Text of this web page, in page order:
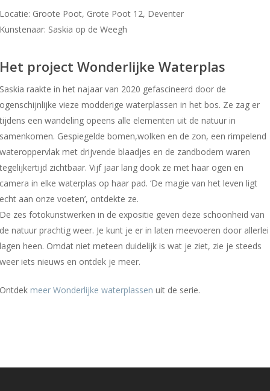
Locatie: Groote Poot, Grote Poot 12, Deventer
Kunstenaar: Saskia op de Weegh
Het project Wonderlijke Waterplas
Saskia raakte in het najaar van 2020 gefascineerd door de
ogenschijnlijke vieze modderige waterplassen in het bos. Ze zag er
tijdens een wandeling opeens alle elementen uit de natuur in
samenkomen. Gespiegelde bomen,wolken en de zon, een rimpelend
wateroppervlak met drijvende blaadjes en de zandbodem waren
tegelijkertijd zichtbaar. Vijf jaar lang dook ze met haar ogen en
camera in elke waterplas op haar pad. ‘De magie van het leven ligt
echt aan onze voeten’, ontdekte ze.
De zes fotokunstwerken in de expositie geven deze schoonheid van
de natuur prachtig weer. Je kunt je er in laten meevoeren door allerlei
lagen heen. Omdat niet meteen duidelijk is wat je ziet, zie je steeds
weer iets nieuws en ontdek je meer.
Ontdek meer Wonderlijke waterplassen uit de serie.